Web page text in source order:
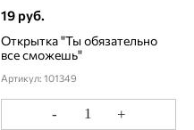
19 руб.
Открытка "Ты обязательно
все сможешь"
Артикул: 101349
- +